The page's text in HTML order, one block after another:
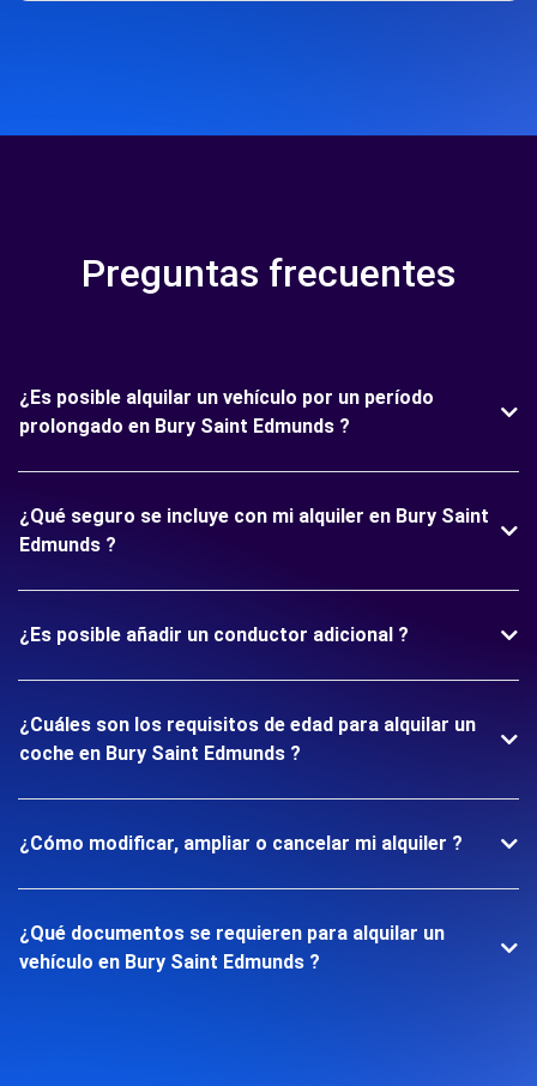
Preguntas frecuentes
¿Es posible alquilar un vehículo por un período
prolongado en Bury Saint Edmunds ?
¿Qué seguro se incluye con mi alquiler en Bury Saint
Edmunds ?
¿Es posible añadir un conductor adicional ?
¿Cuáles son los requisitos de edad para alquilar un
coche en Bury Saint Edmunds ?
¿Cómo modificar, ampliar o cancelar mi alquiler ?
¿Qué documentos se requieren para alquilar un
vehículo en Bury Saint Edmunds ?